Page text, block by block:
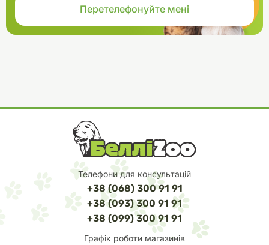
Телефони для консультацій
+38 (068) 300 91 91
+38 (093) 300 91 91
+38 (099) 300 91 91
Графік роботи магазинів